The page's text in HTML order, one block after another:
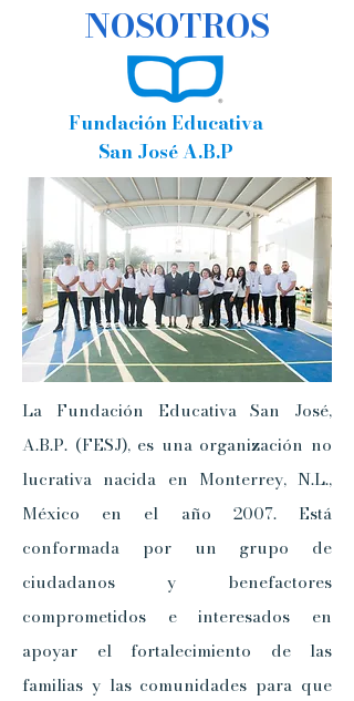
NOSOTROS
Fundación Educativa
San José A.B.P
La Fundación Educativa San José,
A.B.P. (FESJ), es una organización no
lucrativa nacida en Monterrey, N.L.,
México en el año 2007. Está
conformada por un grupo de
ciudadanos y benefactores
comprometidos e interesados en
apoyar el fortalecimiento de las
familias y las comunidades para que